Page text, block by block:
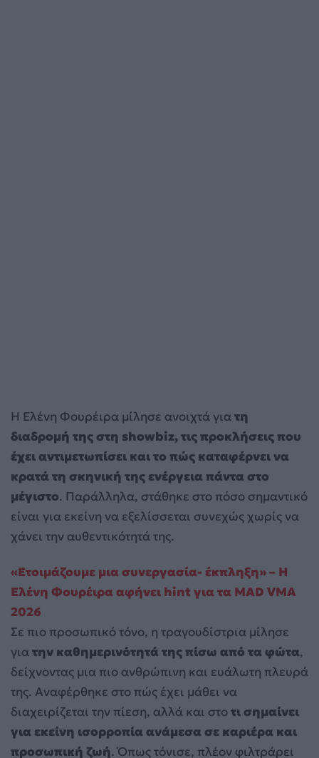
Η Ελένη Φουρέιρα μίλησε ανοιχτά γιατη
διαδρομή της στη showbiz, τις προκλήσεις που
έχει αντιμετωπίσει και το πώς καταφέρνει να
κρατά τη σκηνική της ενέργεια πάντα στο
μέγιστο. Παράλληλα, στάθηκε στο πόσο σημαντικό
είναι για εκείνη να εξελίσσεται συνεχώς χωρίς να
χάνει την αυθεντικότητά της.
«Ετοιμάζουμε μια συνεργασία- έκπληξη» – Η
Ελένη Φουρέιρα αφήνει hint για τα MAD VMA
2026
Σε πιο προσωπικό τόνο, η τραγουδίστρια μίλησε
γιατην καθημερινότητά της πίσω από τα φώτα,
δείχνοντας μια πιο ανθρώπινη και ευάλωτη πλευρά
της. Αναφέρθηκε στο πώς έχει μάθει να
διαχειρίζεται την πίεση, αλλά και στοτι σημαίνει
για εκείνη ισορροπία ανάμεσα σε καριέρα και
προσωπική ζωή. Όπως τόνισε, πλέον φιλτράρει